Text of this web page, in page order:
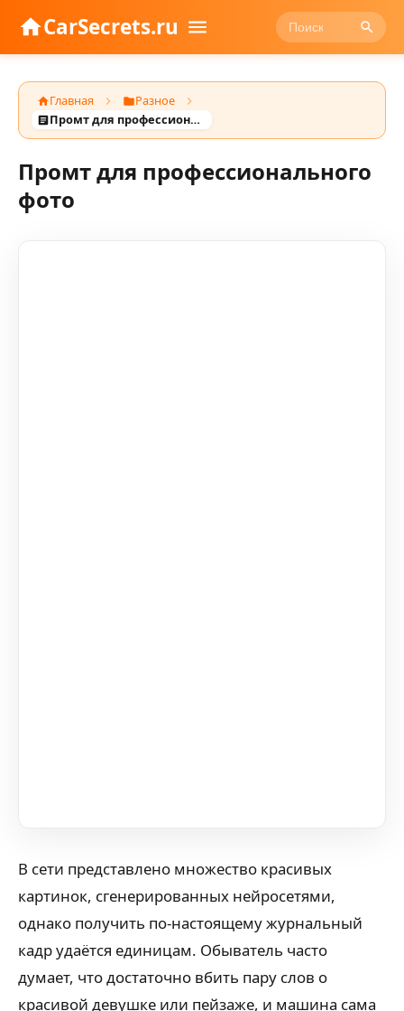
CarSecrets.ru
Главная
Разное
Промт для профессионального фото
Промт для профессионального
фото
В сети представлено множество красивых
картинок, сгенерированных нейросетями,
однако получить по-настоящему журнальный
кадр удаётся единицам. Обыватель часто
думает, что достаточно вбить пару слов о
красивой девушке или пейзаже, и машина сама